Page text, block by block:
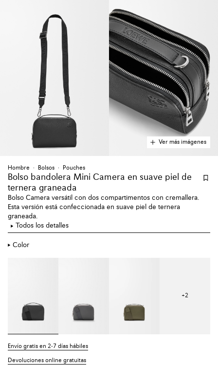
Ver más imágenes
Hombre Bolsos Pouches
Bolso bandolera Mini Camera en suave piel de
ternera graneada
Bolso Camera versátil con dos compartimentos con cremallera.
Esta versión está confeccionada en suave piel de ternera
graneada.
Todos los detalles
Color
+2
Envío gratis en 2-7 días hábiles
Devoluciones online gratuitas